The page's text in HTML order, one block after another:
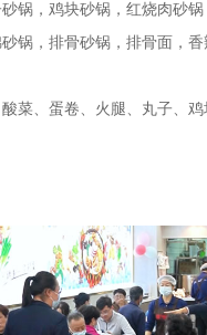
锅，鸡块砂锅，红烧肉砂
锅，排骨砂锅，排骨面，
菜、蛋卷、火腿、丸子、